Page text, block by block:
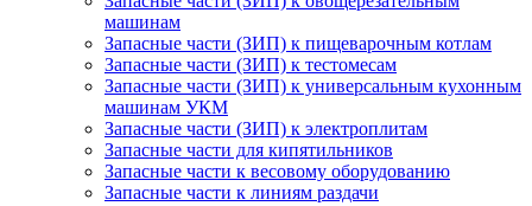
машинам
Запасные части (ЗИП) к пищеварочным котлам
Запасные части (ЗИП) к тестомесам
Запасные части (ЗИП) к универсальным кухонным
машинам УКМ
Запасные части (ЗИП) к электроплитам
Запасные части для кипятильников
Запасные части к весовому оборудованию
Запасные части к линиям раздачи